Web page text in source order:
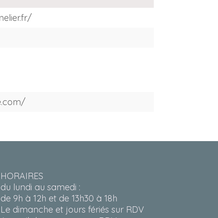
HORAIRES
du lundi au samedi :
de 9h à 12h et de 13h30 à 18h
Le dimanche et jours fériés sur RDV